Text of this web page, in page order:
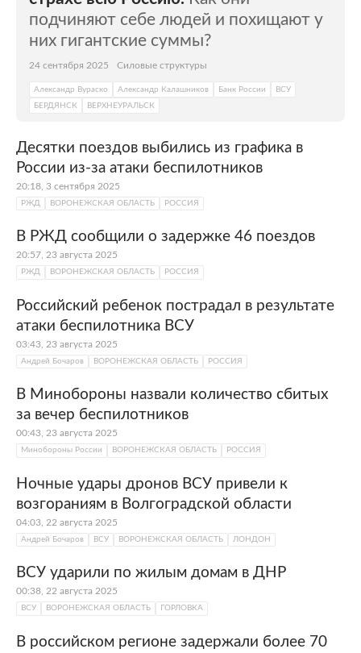
подчиняют себе людей и похищают у
них гигантские суммы?
24 сентября 2025 Силовые структуры
Александр Вураско Александр Калашников Банк России
ВСУ
БЕРДЯНСК
ВЕРХНЕУРАЛЬСК
Десятки поездов выбились из графика в
России из-за атаки беспилотников
20:18, 3 сентября 2025
РЖД ВОРОНЕЖСКАЯ ОБЛАСТЬ РОССИЯ
В РЖД сообщили о задержке 46 поездов
20:57, 23 августа 2025
РЖД ВОРОНЕЖСКАЯ ОБЛАСТЬ РОССИЯ
Российский ребенок пострадал в результате
атаки беспилотника ВСУ
03:43, 23 августа 2025
Андрей Бочаров ВОРОНЕЖСКАЯ ОБЛАСТЬ РОССИЯ
В Минобороны назвали количество сбитых
за вечер беспилотников
00:43, 23 августа 2025
Минобороны России ВОРОНЕЖСКАЯ ОБЛАСТЬ РОССИЯ
Ночные удары дронов ВСУ привели к
возгораниям в Волгоградской области
04:03, 22 августа 2025
Андрей Бочаров ВСУ ВОРОНЕЖСКАЯ ОБЛАСТЬ ЛОНДОН
ВСУ ударили по жилым домам в ДНР
00:38, 22 августа 2025
ВСУ ВОРОНЕЖСКАЯ ОБЛАСТЬ ГОРЛОВКА
В российском регионе задержали более 70